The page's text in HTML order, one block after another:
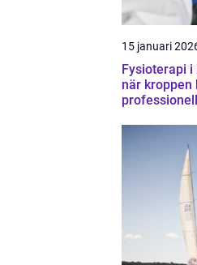
15 januari
Fysioterapi
när kroppen